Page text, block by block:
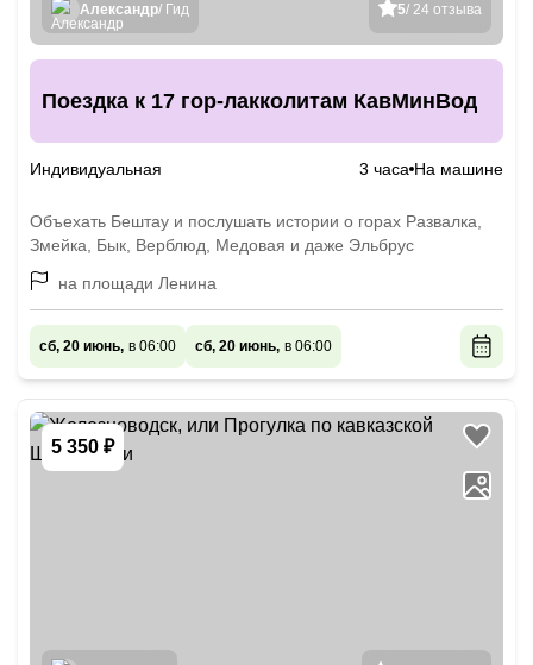
5/ 24 отзыва
Александр/ Гид
Поездка к 17 гор-лакколитам КавМинВод
Индивидуальная 3 часа На машине
Объехать Бештау и послушать истории о горах Развалка,
Змейка, Бык, Верблюд, Медовая и даже Эльбрус
на площади Ленина
сб, 20 июнь, в 06:00 сб, 20 июнь, в 06:00
5 350 ₽